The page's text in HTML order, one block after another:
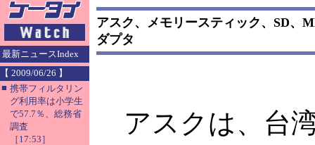
最新ニュースIndex
【 2009/06/26 】
■ 携帯フィルタリン
グ利用率は小学生
で57.7％、総務省
調査
［17:53］
アスク、メモリースティック、SD、
ダプタ
アスクは、台